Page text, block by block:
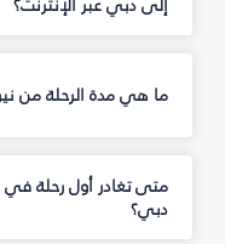
ما هي مدة الرحلة من
متى تغادر أول رحلة
دبي؟